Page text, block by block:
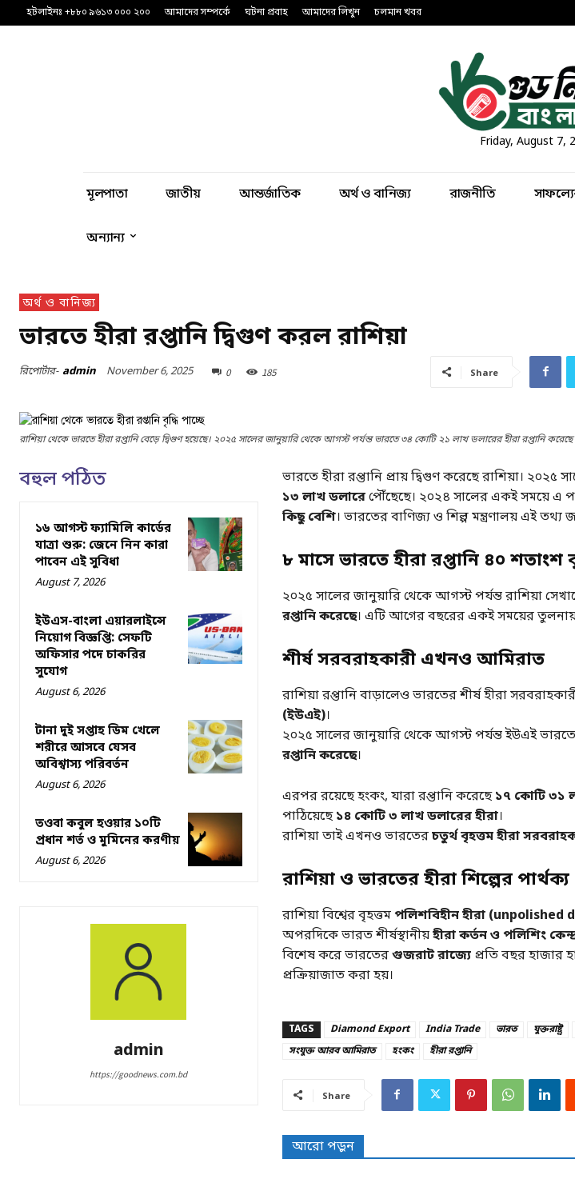
হটলাইনঃ +৮৮০ ৯৬১৩ ০০০ ২০০ আমাদের সম্পর্কে ঘটনা প্রবাহ আমাদের লিখুন চলমান খবর
Friday, August 7,
মূলপাতা জাতীয় আন্তর্জাতিক অর্থ ও বানিজ্য রাজনীতি
অন্যান্য
অর্থ ও বানিজ্য
ভারতে হীরা রপ্তানি দ্বিগুণ করল রাশিয়া
রিপোর্টার- admin November 6, 2025 0 185 Share
রাশিয়া থেকে ভারতে হীরা রপ্তানি বেড়ে দ্বিগুণ হয়েছে। ২০২৫ সালের জানুয়ারি থেকে আগস্ট পর্যন্ত ভারতে ৩৪ কোটি ২১ লাখ ডলারের হীরা রপ্তানি করেছে
বহুল পঠিত
১৬ আগস্ট ফ্যামিলি কার্ডের
যাত্রা শুরু: জেনে নিন কারা
পাবেন এই সুবিধা
August 7, 2026
ইউএস-বাংলা এয়ারলাইন্সে
নিয়োগ বিজ্ঞপ্তি: সেফটি
অফিসার পদে চাকরির
সুযোগ
August 6, 2026
টানা দুই সপ্তাহ ডিম খেলে
শরীরে আসবে যেসব
অবিশ্বাস্য পরিবর্তন
August 6, 2026
তওবা কবুল হওয়ার ১০টি
প্রধান শর্ত ও মুমিনের করণীয়
August 6, 2026
admin
https://goodnews.com.bd
ভারতে হীরা রপ্তানি প্রায় দ্বিগুণ করেছে রাশিয়া। ২০২৫
১৩ লাখ ডলারেপৌঁছেছে। ২০২৪ সালের একই সময়ে এ
কিছু বেশি। ভারতের বাণিজ্য ও শিল্প মন্ত্রণালয় এই
৮ মাসে ভারতে হীরা রপ্তানি ৪০ শতাংশ
২০২৫ সালের জানুয়ারি থেকে আগস্ট পর্যন্ত রাশিয়া
রপ্তানি করেছে। এটি আগের বছরের একই সময়ের তুলনায়
শীর্ষ সরবরাহকারী এখনও আমিরাত
রাশিয়া রপ্তানি বাড়ালেও ভারতের শীর্ষ হীরা
(ইউএই)।
২০২৫ সালের জানুয়ারি থেকে আগস্ট পর্যন্ত ইউএই ভারতে
রপ্তানি করেছে।
এরপর রয়েছে হংকং, যারা রপ্তানি করেছে১৭ কোটি ৩১
পাঠিয়েছে১৪ কোটি ৩ লাখ ডলারের হীরা।
রাশিয়া তাই এখনও ভারতেরচতুর্থ বৃহত্তম হীরা
রাশিয়া ও ভারতের হীরা শিল্পের পার্থক্য
রাশিয়া বিশ্বের বৃহত্তমপলিশবিহীন হীরা (unpolished
অপরদিকে ভারত শীর্ষস্থানীয়হীরা কর্তন ও পলিশিং
বিশেষ করে ভারতেরগুজরাট রাজ্যেপ্রতি বছর হাজার
প্রক্রিয়াজাত করা হয়।
TAGS Diamond Export India Trade ভারত যুক্তরাষ্ট্র
সংযুক্ত আরব আমিরাত
হংকং হীরা রপ্তানি
Share
আরো পড়ুন